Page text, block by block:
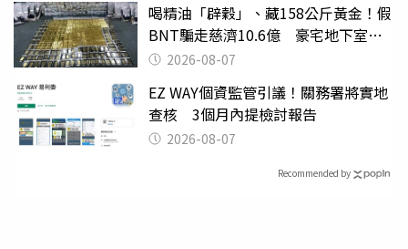
喝精油「辟穀」、藏158公斤黃金！假
BNT騙走慈濟10.6億 豪宅地下室竟
挖出乾鮑金庫
2026-08-07
EZ WAY個資監管引議！關務署將實地
查核 3個月內提檢討報告
2026-08-07
Recommended by